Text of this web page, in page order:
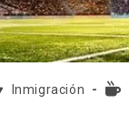
Inmigración